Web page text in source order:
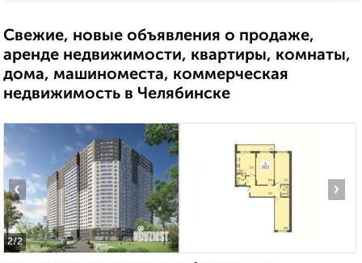
Свежие, новые объявления о продаже,
аренде недвижимости, квартиры, комнаты,
дома, машиноместа, коммерческая
недвижимость в Челябинске
2/2
‹ ›